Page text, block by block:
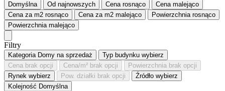
Domyślna Od najnowszych Cenarosnąco Cenamalejąco
Cena za m2 rosnąco Cena za m2 malejąco Powierzchniarosnąco
Powierzchniamalejąco
Filtry
Kategoria Domy na sprzedaż Typ budynku wybierz
Cena brak opcji Cena/m² brak opcji Powierzchnia brak opcji
Rynek wybierz Pow. działki brak opcji Źródło wybierz
Kolejność Domyślna